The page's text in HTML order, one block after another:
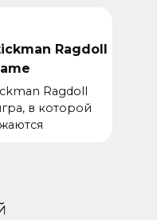
Ragdoll
Ragdoll
в которой